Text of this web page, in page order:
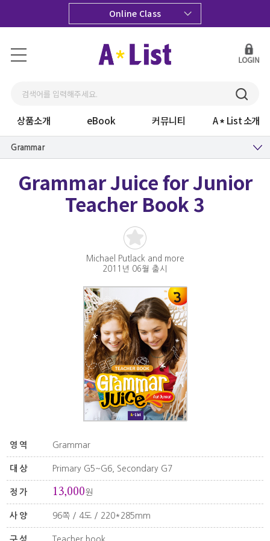
Online Class
상품소개 eBook 커뮤니티 A List 소개
Grammar
Grammar Juice for Junior
Teacher Book 3
Michael Putlack and more
2011년 06월 출시
영역 Grammar
대상 Primary G5~G6, Secondary G7
정가 13,000원
사양 96쪽 / 4도 / 220*285mm